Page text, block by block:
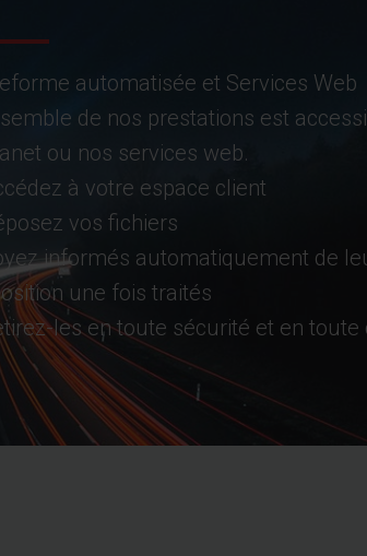
automatisée et Services Web
de nos prestations est
ou nos services web.
à votre espace client
vos fichiers
informés automatiquement de
une fois traités
les en toute sécurité et en